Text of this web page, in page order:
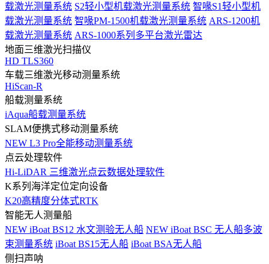
载激光测量系统 S2轻小型机载激光测量系统 智喙S1轻小型机
载激光测量系统 智喙PM-1500机载激光测量系统 ARS-1200机
载激光测量系统 ARS-1000系列多平台激光雷达
地面三维激光扫描仪
HD TLS360
车载三维激光移动测量系统
HiScan-R
船载测量系统
iAqua船载测量系统
SLAM便携式移动测量系统
NEW L3 Pro全能移动测量系统
点云处理软件
Hi-LiDAR 三维激光点云数据处理软件
K系列海洋定位定向设备
K20高精度分体式RTK
智能无人测量船
NEW iBoat BS12 水文测验无人船 NEW iBoat BSC 无人船多波
束测量系统 iBoat BS15无人船 iBoat BSA无人船
侧扫声呐